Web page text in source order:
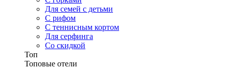
Для семей с детьми
С рифом
С теннисным кортом
Для серфинга
Со скидкой
Топ
Топовые отели